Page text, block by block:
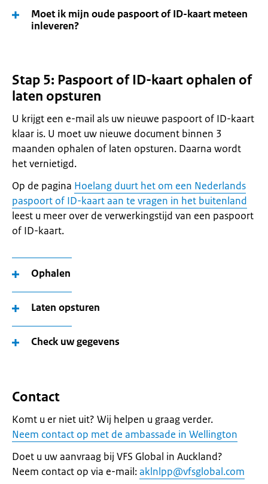
Moet ik mijn oude paspoort of ID-kaart meteen
inleveren?
Stap 5: Paspoort of ID-kaart ophalen of
laten opsturen
U krijgt een e-mail als uw nieuwe paspoort of ID-kaart
klaar is. U moet uw nieuwe document binnen 3
maanden ophalen of laten opsturen. Daarna wordt
het vernietigd.
Op de pagina Hoelang duurt het om een Nederlands
paspoort of ID-kaart aan te vragen in het buitenland
leest u meer over de verwerkingstijd van een paspoort
of ID-kaart.
Ophalen
Laten opsturen
Check uw gegevens
Contact
Komt u er niet uit? Wij helpen u graag verder.
Neem contact op met de ambassade in Wellington
Doet u uw aanvraag bij VFS Global in Auckland?
Neem contact op via e-mail:aklnlpp@vfsglobal.com